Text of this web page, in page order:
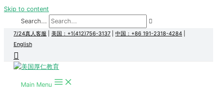
Skip to content
Search...
7/24真人客服 美国：+1(412)756-3137 中国：+86 191-2318-4284
English
Main Menu